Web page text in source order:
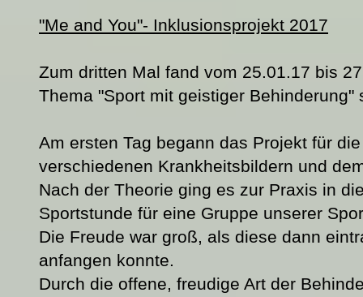
"Me and You"- Inklusionsprojekt 2017
Zum dritten Mal fand vom 25.01.17 bis
Thema "Sport mit geistiger Behinderung"
Am ersten Tag begann das Projekt für
verschiedenen Krankheitsbildern und
Nach der Theorie ging es zur Praxis in
Sportstunde für eine Gruppe unserer
Die Freude war groß, als diese dann
anfangen konnte.
Durch die offene, freudige Art der